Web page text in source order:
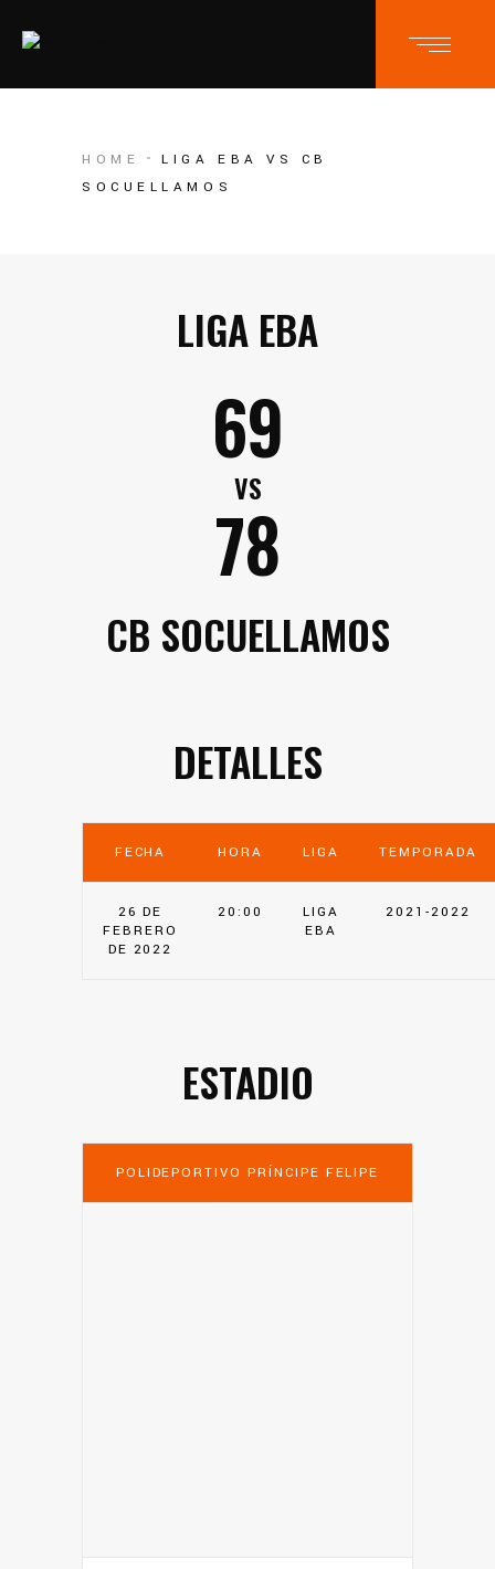
HOME
LIGA EBA VS CB
SOCUELLAMOS
LIGA EBA
69
VS
78
CB SOCUELLAMOS
DETALLES
FECHA HORA LIGA TEMPORADA
26 DE
FEBRERO
DE 2022
20:00
LIGA
EBA
2021-2022
ESTADIO
POLIDEPORTIVO PRÍNCIPE FELIPE